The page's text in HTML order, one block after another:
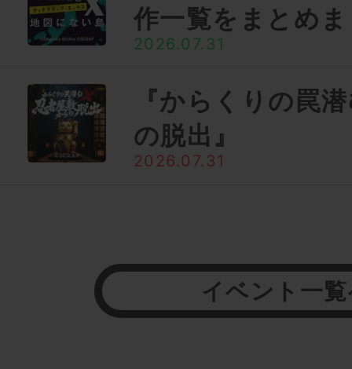
作一覧をまとめ
2026.07.31
『からくりの罠
の脱出』
2026.07.31
イベント一